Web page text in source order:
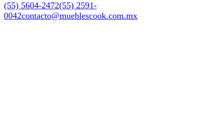
(55) 5604-2472(55) 2591-
0042contacto@mueblescook.com.mx